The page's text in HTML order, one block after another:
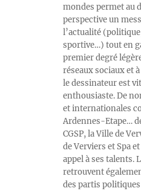
mondes permet au
perspective un
l’actualité
sportive…) tout en
premier degré
réseaux sociaux et
le dessinateur est
enthousiaste. De
et internationales
Ardennes-Etape…
CGSP, la Ville de
de Verviers et Spa
appel à ses talents.
retrouvent
des partis politiques